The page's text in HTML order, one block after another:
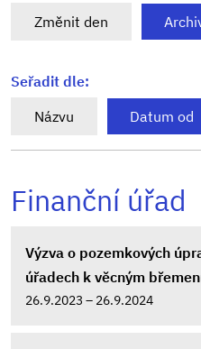
Změnit den
Seřadit dle:
Názvu
Datum od
Finanční úřad
Výzva o pozemkových
úřadech k věcným
26.9.2023 – 26.9.2024